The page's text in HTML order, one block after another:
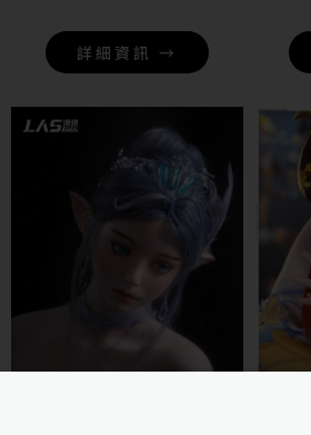
詳細資訊 →